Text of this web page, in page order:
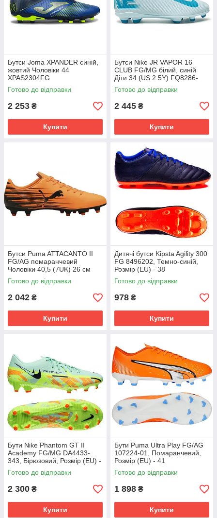
Бутси Joma XPANDER синій,
жовтий Чоловіки 44
XPAS2304FG
Готово до відправки
2 253 ₴
Купити
Бутси Nike JR VAPOR 16
CLUB FG/MG білий, синій
Діти 34 (US 2.5Y) FQ8286-
400
Готово до відправки
2 445 ₴
Купити
Бутси Puma ATTACANTO II
FG/AG помаранчевий
Чоловіки 40,5 (7UK) 26 см
108493-04
Готово до відправки
2 042 ₴
Купити
Дитячі бутси Kipsta Agility 300
FG 8496202, Темно-синій,
Розмір (EU) - 38
Готово до відправки
978 ₴
Купити
Бути Nike Phantom GT II
Academy FG/MG DA4433-
343, Бірюзовий, Розмір (EU) -
45.5
Готово до відправки
2 300 ₴
Купити
Бути Puma Ultra Play FG/AG
107224-01, Помаранчевий,
Розмір (EU) - 41
Готово до відправки
1 898 ₴
Купити